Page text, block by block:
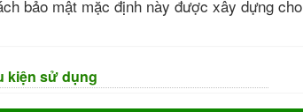
bảo mật mặc định này được xây dựng cho
kiện sử dụng